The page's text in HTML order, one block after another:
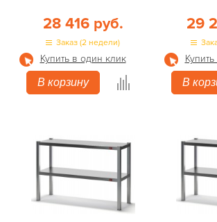
28 416 руб.
Заказ (2 недели)
Купить в один клик
В корзину
29
В